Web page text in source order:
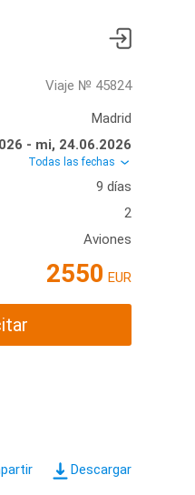
Viaje № 45824
Madrid
- mi, 24.06.2026
Todas las fechas
9 días
2
Aviones
2550 EUR
Descargar